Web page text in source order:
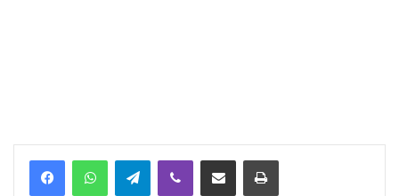
TelegramViber Надіслати електронною поштоюНадрукувати